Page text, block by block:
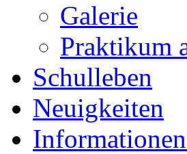
Galerie
Praktikum
Schulleben
Neuigkeiten